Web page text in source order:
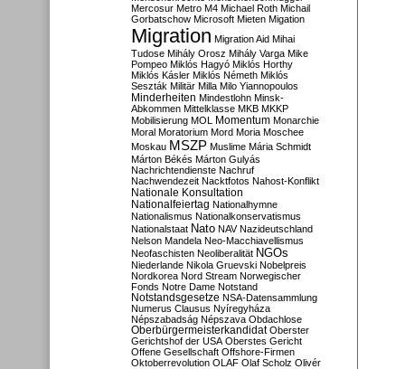
Mercosur Metro M4 Michael Roth Michail
Gorbatschow Microsoft Mieten Migation
Migration Migration Aid Mihai
Tudose Mihály Orosz Mihály Varga Mike
Pompeo Miklós Hagyó Miklós Horthy
Miklós Kásler Miklós Németh Miklós
Seszták Militär Milla Milo Yiannopoulos
Minderheiten Mindestlohn Minsk-
Abkommen Mittelklasse MKB MKKP
Mobilisierung MOL Momentum Monarchie
Moral Moratorium Mord Moria Moschee
Moskau MSZP Muslime Mária Schmidt
Márton Békés Márton Gulyás
Nachrichtendienste Nachruf
Nachwendezeit Nacktfotos Nahost-Konflikt
Nationale Konsultation
Nationalfeiertag Nationalhymne
Nationalismus Nationalkonservatismus
Nationalstaat Nato NAV Nazideutschland
Nelson Mandela Neo-Macchiavellismus
Neofaschisten Neoliberalität NGOs
Niederlande Nikola Gruevski Nobelpreis
Nordkorea Nord Stream Norwegischer
Fonds Notre Dame Notstand
Notstandsgesetze NSA-Datensammlung
Numerus Clausus Nyíregyháza
Népszabadság Népszava Obdachlose
Oberbürgermeisterkandidat Oberster
Gerichtshof der USA Oberstes Gericht
Offene Gesellschaft Offshore-Firmen
Oktoberrevolution OLAF Olaf Scholz Olivér